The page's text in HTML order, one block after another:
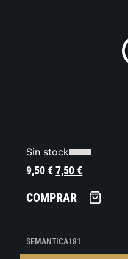
Sin stock
9,50€7,50€
COMPRAR
SEMANTICA181